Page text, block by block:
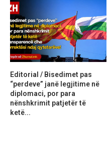
Editorial / Bisedimet pas
“perdeve” janë legjitime në
diplomaci, por para
nënshkrimit patjetër të
ketë...